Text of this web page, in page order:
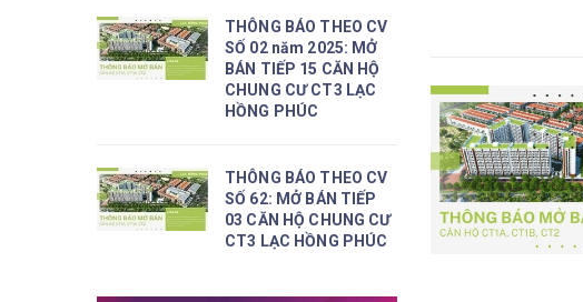
THÔNG BÁO THEO CV
SỐ 02 năm 2025: MỞ
BÁN TIẾP 15 CĂN HỘ
CHUNG CƯ CT3 LẠC
HỒNG PHÚC
THÔNG BÁO THEO CV
SỐ 62: MỞ BÁN TIẾP
03 CĂN HỘ CHUNG CƯ
CT3 LẠC HỒNG PHÚC